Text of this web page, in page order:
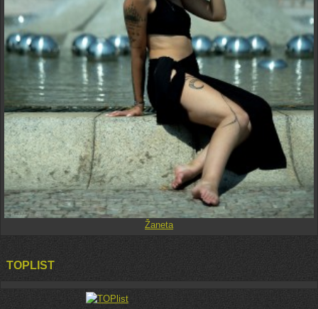
Žaneta
TOPLIST